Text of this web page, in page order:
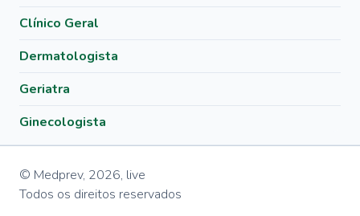
Clínico Geral
Dermatologista
Geriatra
Ginecologista
© Medprev, 2026, live
Todos os direitos reservados